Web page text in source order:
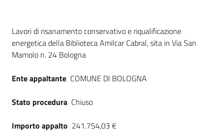
su
Dati del bando
Lavori di risanamento conservativo e riqualificazione
energetica della Biblioteca Amilcar Cabral, sita in Via San
Mamolo n. 24 Bologna
Ente appaltante COMUNE DI BOLOGNA
Stato procedura Chiuso
Importo appalto 241.754,03 €